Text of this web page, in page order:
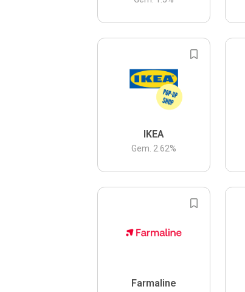
IKEA
Gem. 2.62%
Farmaline